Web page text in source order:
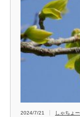
2024/7/21 しゃちょ